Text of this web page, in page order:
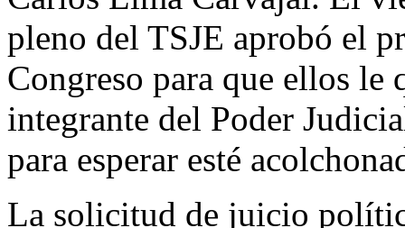
pleno del TSJE aprobó el
Congreso para que ellos
integrante del Poder
para esperar esté
La solicitud de juicio